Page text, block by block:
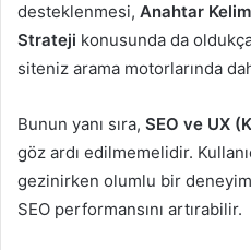
desteklenmesi, Anahtar
Strateji konusunda da
siteniz arama motorlarında
Bunun yanı sıra, SEO ve UX
göz ardı edilmemelidir.
gezinirken olumlu bir deneyim
SEO performansını artırabilir.